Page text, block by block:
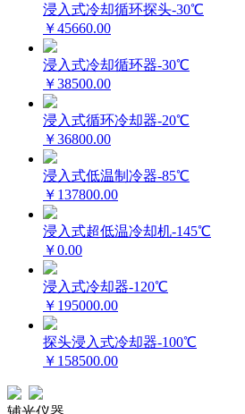
浸入式冷却循环探头-30℃
￥45660.00
浸入式冷却循环器-30℃
￥38500.00
浸入式循环冷却器-20℃
￥36800.00
浸入式低温制冷器-85℃
￥137800.00
浸入式超低温冷却机-145℃
￥0.00
浸入式冷却器-120℃
￥195000.00
探头浸入式冷却器-100℃
￥158500.00